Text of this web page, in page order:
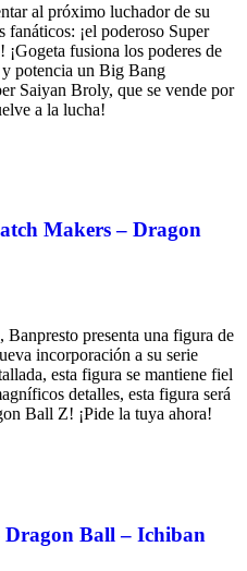
al próximo luchador de su
¡el poderoso Super
fusiona los poderes de
potencia un Big Bang
Saiyan Broly, que se vende por
a la lucha!
Makers – Dragon
presenta una figura de
incorporación a su serie
esta figura se mantiene fiel
detalles, esta figura será
Ball Z! ¡Pide la tuya ahora!
Ball – Ichiban